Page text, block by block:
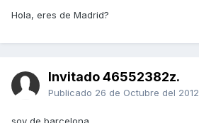
Hola, eres de Madrid?
Invitado 46552382z.
Publicado 26 de Octubre del 2012